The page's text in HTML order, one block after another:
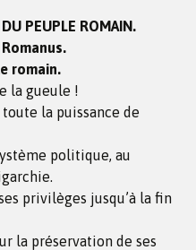
PEUPLE ROMAIN.
romain.
la gueule !
la puissance de
politique, au
privilèges jusqu’à la fin
la préservation de ses